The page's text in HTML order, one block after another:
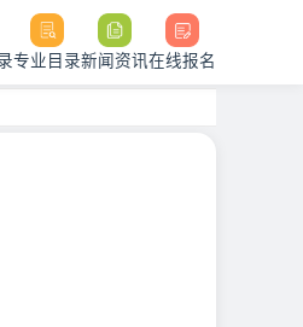
专业目录新闻资讯在线报名